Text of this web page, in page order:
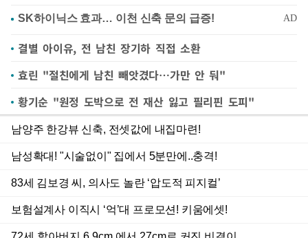
결별 아이유, 전 남친 장기하 직접 소환
효린 "절친에게 남친 빼앗겼다…가만 안 둬"
황기순 "원정 도박으로 전 재산 잃고 필리핀 도피"